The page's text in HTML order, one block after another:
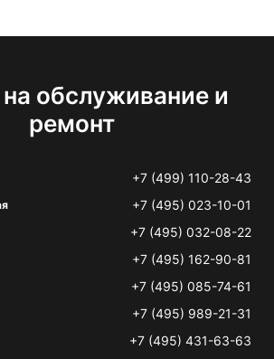
обслуживание и
ремонт
+7 (499) 110-28-43
+7 (495) 023-10-01
+7 (495) 032-08-22
+7 (495) 162-90-81
+7 (495) 085-74-61
+7 (495) 989-21-31
+7 (495) 431-63-63